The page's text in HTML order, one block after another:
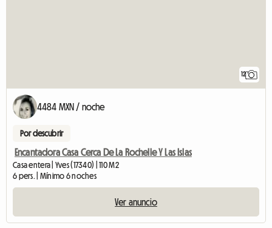
12
4484 MXN / noche
Por descubrir
Encantadora Casa Cerca De La Rochelle Y Las Islas
Casa entera | Yves (17340) | 110 M2
6 pers. | Mínimo 6 noches
Ver anuncio